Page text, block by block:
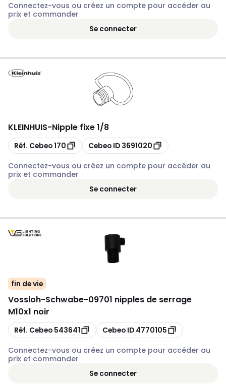
Connectez-vous ou créez un compte pour accéder au
prix et commander
Se connecter
KLEINHUIS-Nipple fixe 1/8
Copier
Réf. Cebeo170 Copier
Cebeo ID 3691020
Connectez-vous ou créez un compte pour accéder au
prix et commander
Se connecter
fin de vie
Vossloh-Schwabe-09701 nipples de serrage
M10x1 noir
Copier
Réf. Cebeo 543641 Copier
Cebeo ID 4770105
Connectez-vous ou créez un compte pour accéder au
prix et commander
Se connecter